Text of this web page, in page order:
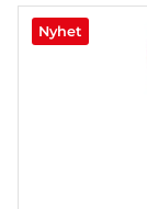
Nyhet